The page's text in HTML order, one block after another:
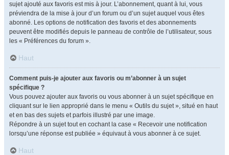
sujet ajouté aux favoris est mis à jour. L’abonnement, quant à lui, vous
préviendra de la mise à jour d’un forum ou d’un sujet auquel vous êtes
abonné. Les options de notification des favoris et des abonnements
peuvent être modifiés depuis le panneau de contrôle de l’utilisateur, sous
les « Préférences du forum ».
Haut
Comment puis-je ajouter aux favoris ou m’abonner à un sujet
spécifique ?
Vous pouvez ajouter aux favoris ou vous abonner à un sujet spécifique en
cliquant sur le lien approprié dans le menu « Outils du sujet », situé en haut
et en bas des sujets et parfois illustré par une image.
Répondre à un sujet tout en cochant la case « Recevoir une notification
lorsqu’une réponse est publiée » équivaut à vous abonner à ce sujet.
Haut